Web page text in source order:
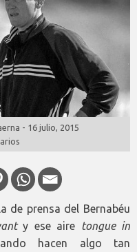
- 16 julio, 2015
de prensa del Bernabéu
y ese aire tongue in
hacen algo tan